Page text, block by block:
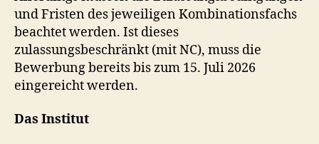
und Fristen des jeweiligen Kombinationsfachs
beachtet werden. Ist dieses
zulassungsbeschränkt (mit NC), muss die
Bewerbung bereits bis zum 15. Juli 2026
eingereicht werden.
Das Institut